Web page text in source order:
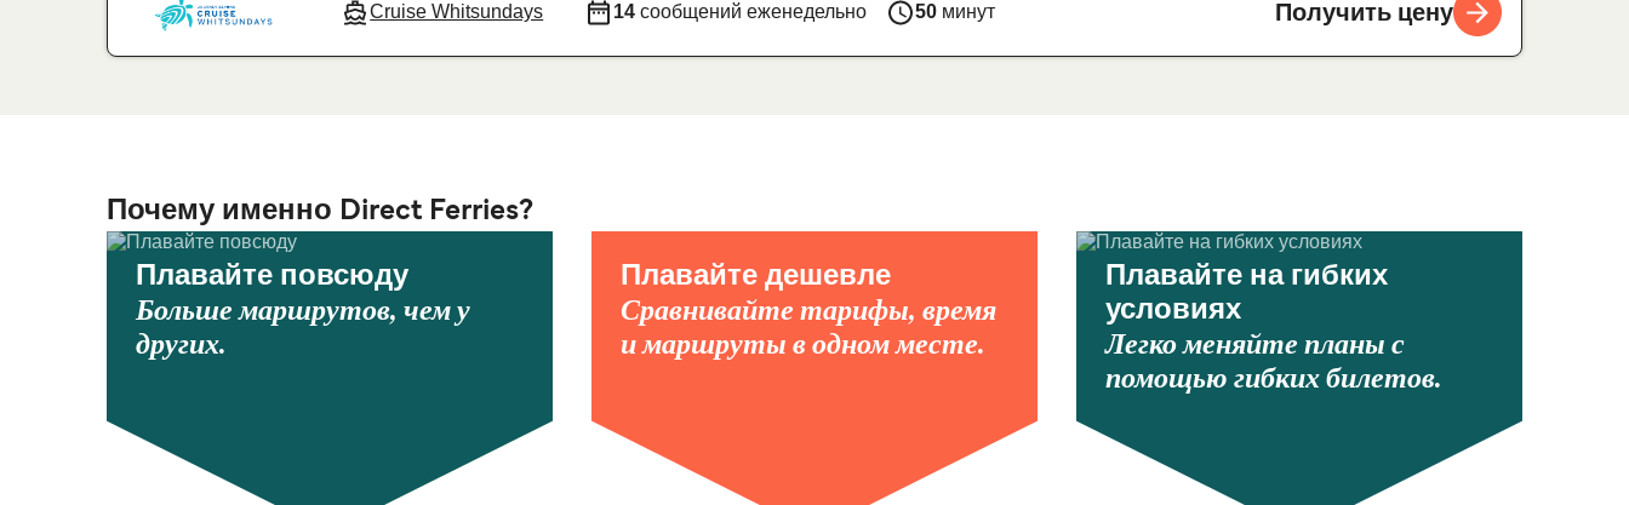
Cruise Whitsundays 14 сообщений еженедельно 50 минут Получить цену
Почему именно Direct Ferries?
Плавайте повсюду
Больше маршрутов, чем у
других.
Плавайте дешевле
Сравнивайте тарифы, время
и маршруты в одном месте.
Плавайте на гибких
условиях
Легко меняйте планы с
помощью гибких билетов.